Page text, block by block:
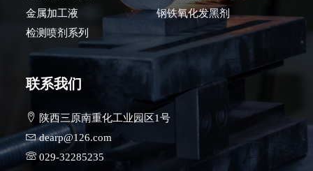
金属加工液
钢铁氧化发黑剂
检测喷剂系列
联系我们
陕西三原南重化工业园区1号
dearp@126.com
029-32285235